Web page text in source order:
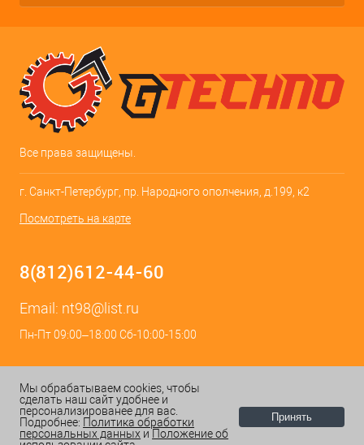
Все права защищены.
г. Санкт-Петербург, пр. Народного ополчения, д.199, к2
Посмотреть на карте
8(812)612-44-60
Email: nt98@list.ru
Пн-Пт 09:00–18:00 Сб-10:00-15:00
Мы обрабатываем cookies, чтобы
сделать наш сайт удобнее и
персонализированее для вас.
Подробнее: Политика обработки
персональных данных и Положение об
Принять